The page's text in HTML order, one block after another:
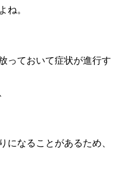
ね。
っておいて症状が進行す
になることがあるため、